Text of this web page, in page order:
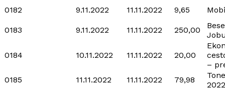
0182
9.11.2022 11.11.2022 9,65
0183 9.11.2022 11.11.2022 250,00
0184 10.11.2022 11.11.2022 20,00
–
0185
11.11.2022 11.11.2022 79,98